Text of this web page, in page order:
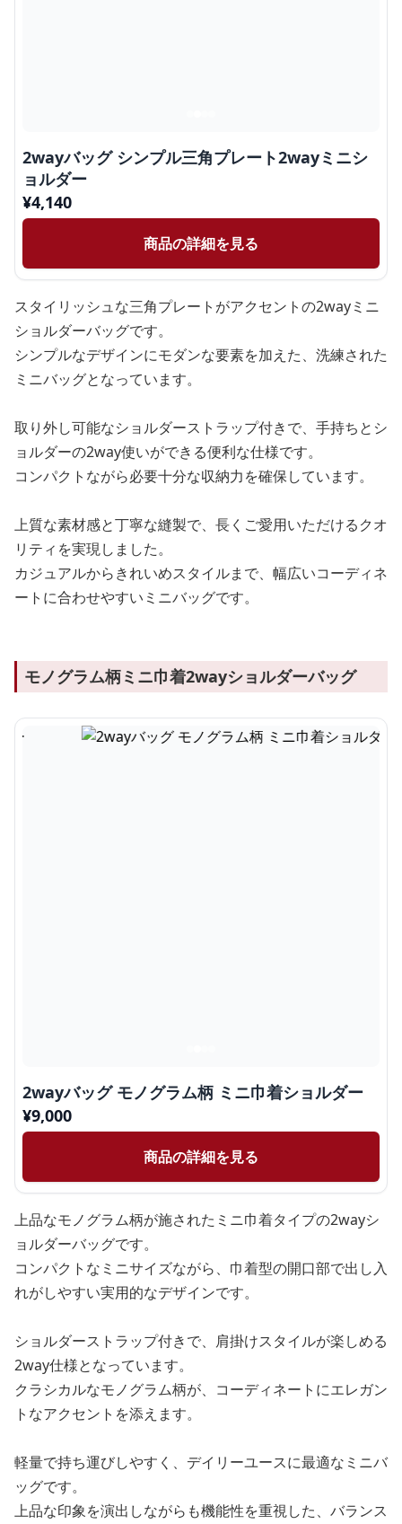
2wayバッグ シンプル三角プレート2wayミニシ
ョルダー
¥4,140
商品の詳細を見る
スタイリッシュな三角プレートがアクセントの2wayミニ
ショルダーバッグです。
シンプルなデザインにモダンな要素を加えた、洗練された
ミニバッグとなっています。
取り外し可能なショルダーストラップ付きで、手持ちとシ
ョルダーの2way使いができる便利な仕様です。
コンパクトながら必要十分な収納力を確保しています。
上質な素材感と丁寧な縫製で、長くご愛用いただけるクオ
リティを実現しました。
カジュアルからきれいめスタイルまで、幅広いコーディネ
ートに合わせやすいミニバッグです。
モノグラム柄ミニ巾着2wayショルダーバッグ
2wayバッグ モノグラム柄 ミニ巾着ショルダー
¥9,000
商品の詳細を見る
上品なモノグラム柄が施されたミニ巾着タイプの2wayシ
ョルダーバッグです。
コンパクトなミニサイズながら、巾着型の開口部で出し入
れがしやすい実用的なデザインです。
ショルダーストラップ付きで、肩掛けスタイルが楽しめる
2way仕様となっています。
クラシカルなモノグラム柄が、コーディネートにエレガン
トなアクセントを添えます。
軽量で持ち運びしやすく、デイリーユースに最適なミニバ
ッグです。
上品な印象を演出しながらも機能性を重視した、バランス